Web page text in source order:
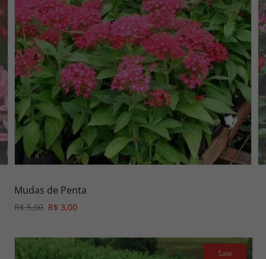
Mudas de Penta
R$ 5,00 R$ 3,00
Sale